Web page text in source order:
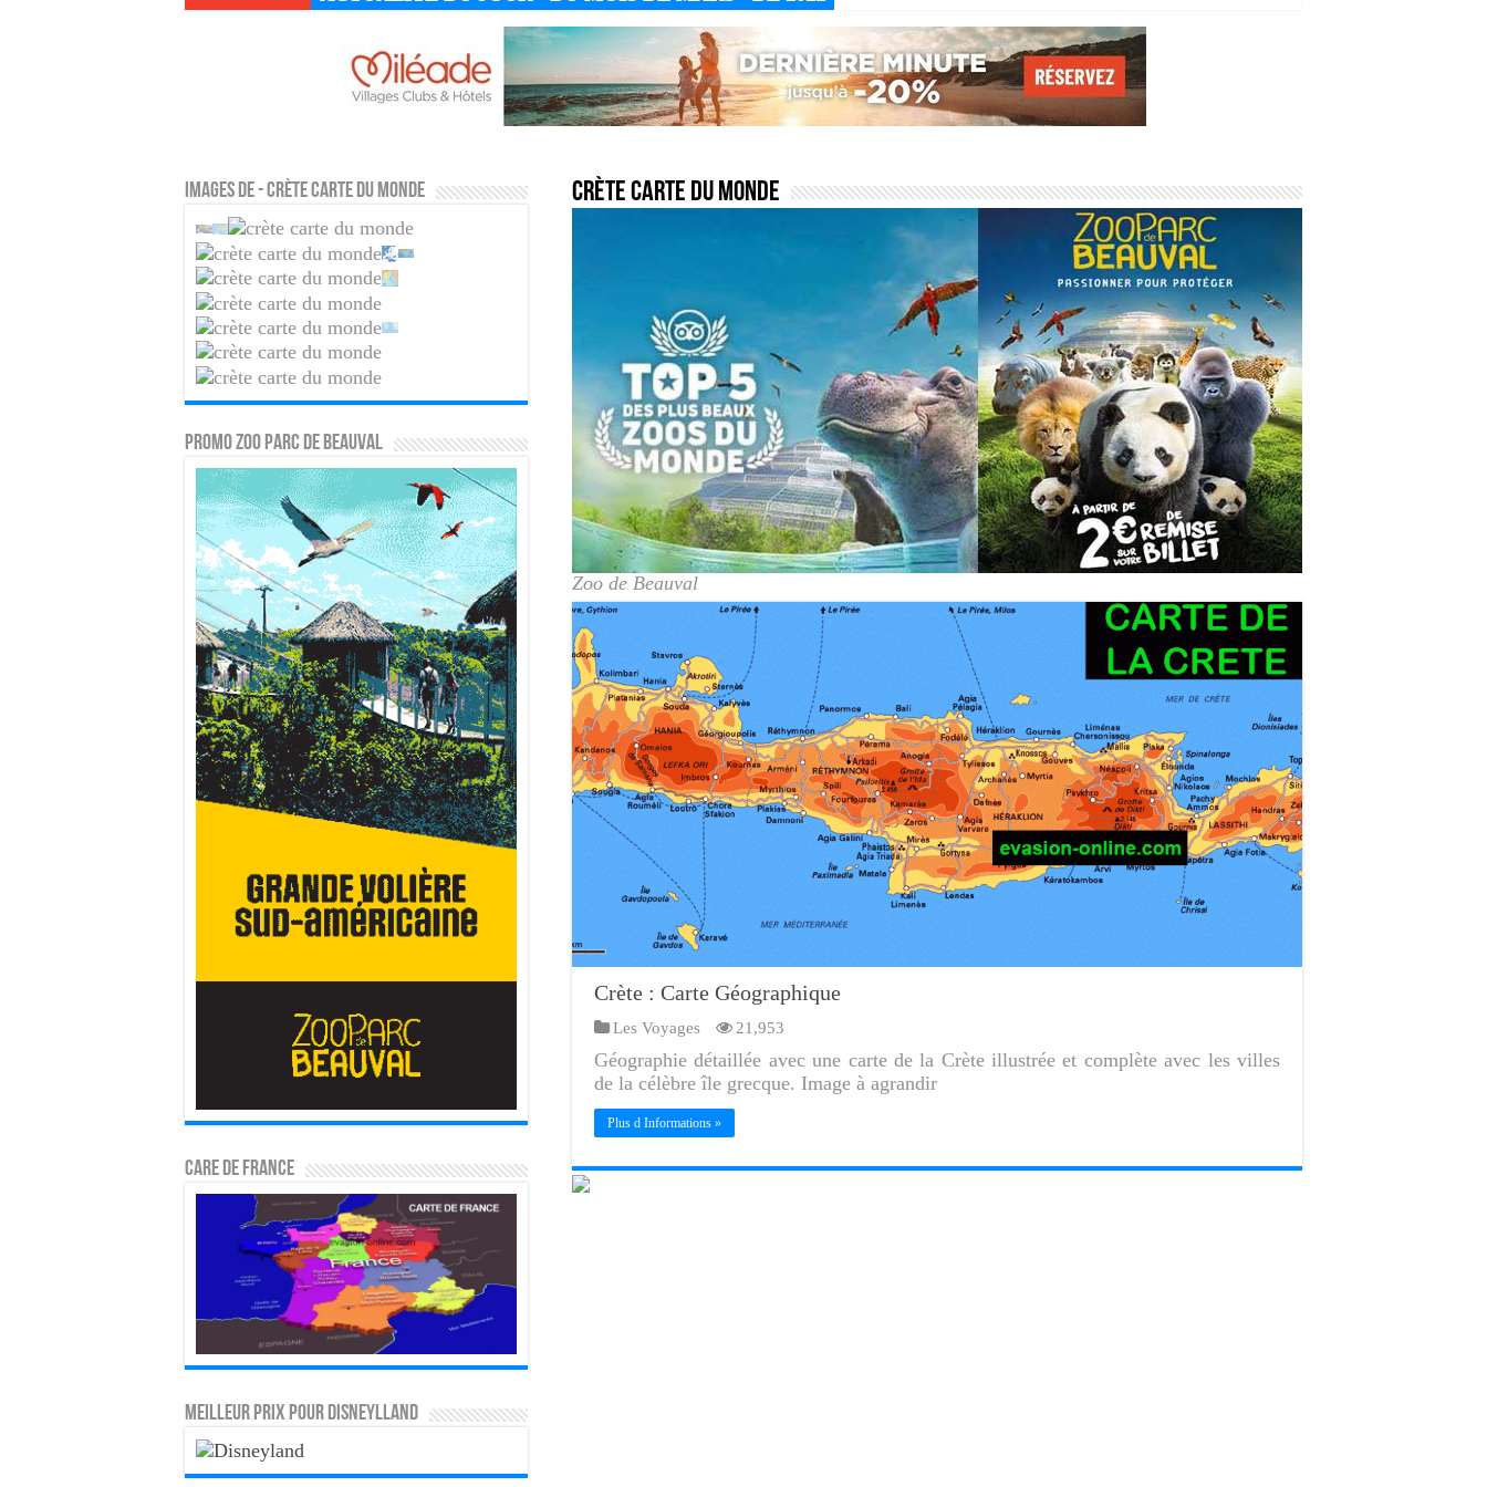
Crète carte du monde
Zoo de Beauval
Crète : Carte Géographique
Les Voyages 21,953
Géographie détaillée avec une carte de la Crète illustrée et complète avec les villes
de la célèbre île grecque. Image à agrandir
Plus d Informations »
Images de - Crète carte du monde
PROMO ZOO PARC DE BEAUVAL
CARE DE FRANCE
MEILLEUR PRIX POUR DISNEYLLAND